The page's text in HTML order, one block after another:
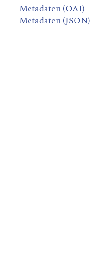
Metadaten (OAI)
Metadaten (JSON)